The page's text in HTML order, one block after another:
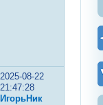
2025-08-22
21:47:28
ИгорьНик